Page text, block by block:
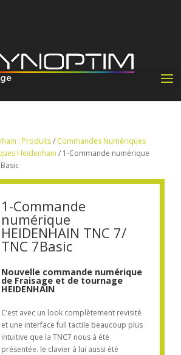
: Produits/ Commandes Numériques
Heidenhain / 1-Commande numérique
1-Commande
numérique
HEIDENHAIN TNC 7/
TNC 7Basic
Nouvelle commande numérique
de Fraisage et de tournage
HEIDENHAIN
C’est avec un look complètement revisité
et une interface full tactile beaucoup plus
intuitive que la TNC7 nous à été
présentée. le clavier à lui aussi été